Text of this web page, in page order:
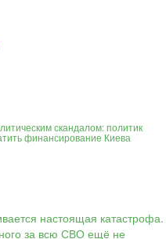
скандалом: политик
финансирование Киева